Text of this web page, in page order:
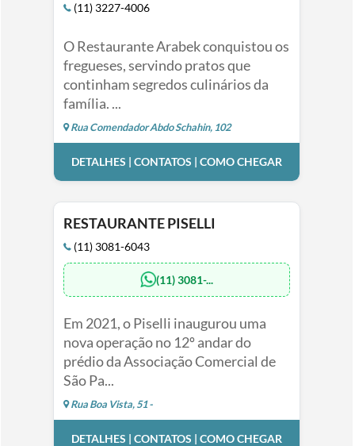
(11) 3227-4006
O Restaurante Arabek conquistou os
fregueses, servindo pratos que
continham segredos culinários da
família. ...
Rua Comendador Abdo Schahin, 102
DETALHES | CONTATOS | COMO CHEGAR
RESTAURANTE PISELLI
(11) 3081-6043
(11) 3081-...
Em 2021, o Piselli inaugurou uma
nova operação no 12º andar do
prédio da Associação Comercial de
São Pa...
Rua Boa Vista, 51 -
DETALHES | CONTATOS | COMO CHEGAR